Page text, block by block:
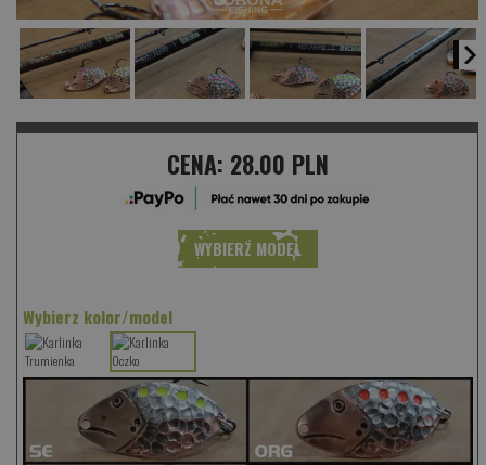
CENA: 28.00 PLN
WYBIERZ MODEL
Wybierz kolor/model